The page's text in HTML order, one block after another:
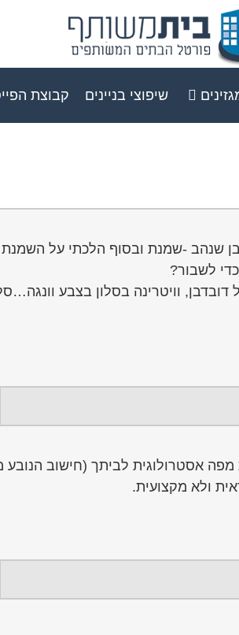
שיפוצי בניינים קבוצת
שנהב -שמנת ובסוף הלכתי על
לשבור?
דובדבן, וויטרינה בסלון בצבע
אסטרולוגית לביתך (חישוב
ולא מקצועית.